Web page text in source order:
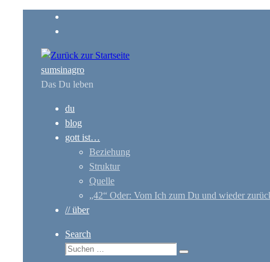
sumsinagro
Das Du leben
du
blog
gott ist…
Beziehung
Struktur
Quelle
„42“ Oder: Vom Ich zum Du und wieder
// über
Search
Suche
Suchen …